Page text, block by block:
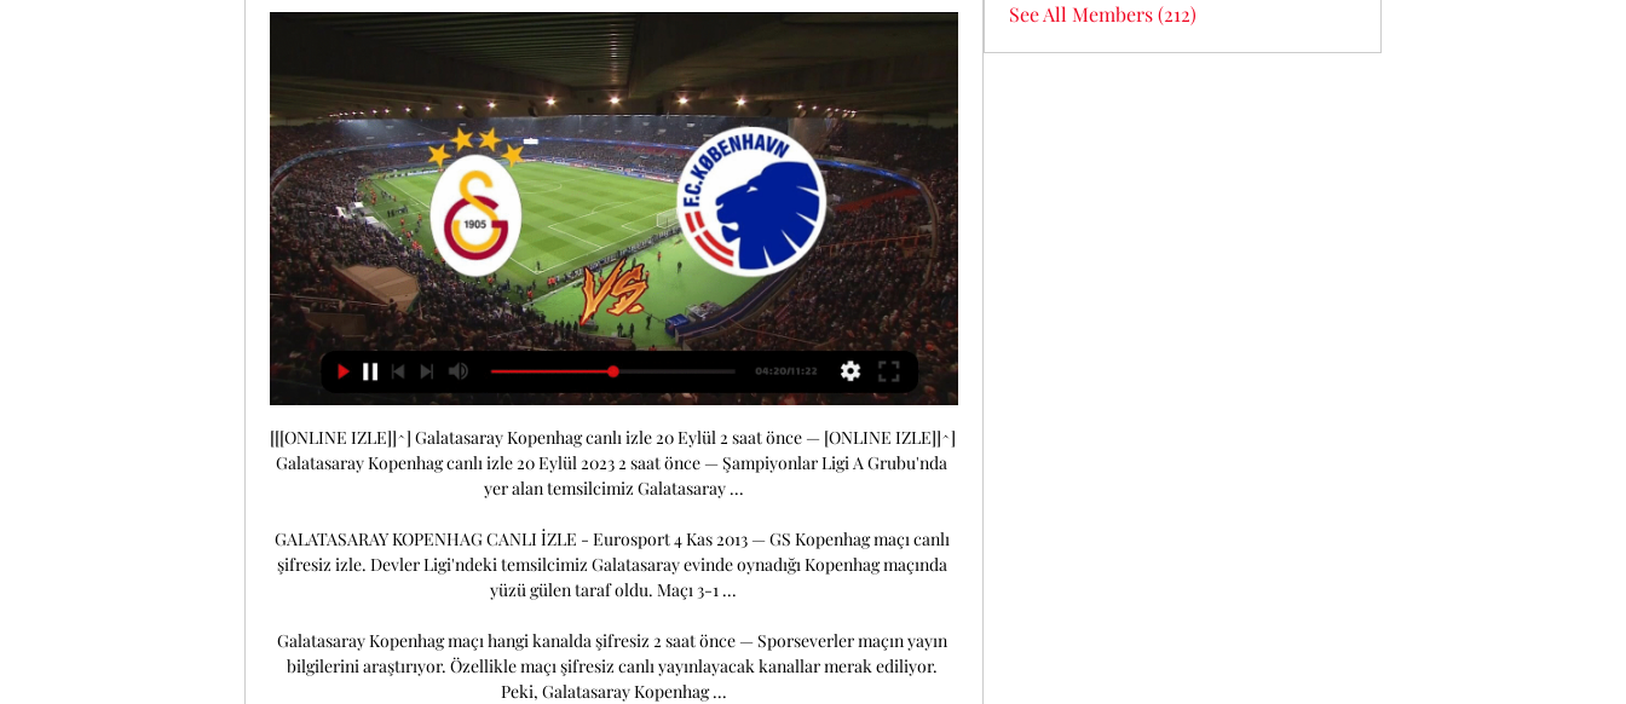
[[[ONLINE IZLE]]^] Galatasaray Kopenhag canlı izle 20 Eylül 2 saat önce — [ONLINE IZLE]]^]
Galatasaray Kopenhag canlı izle 20 Eylül 2023 2 saat önce — Şampiyonlar Ligi A Grubu'nda
yer alan temsilcimiz Galatasaray ...
GALATASARAY KOPENHAG CANLI İZLE - Eurosport 4 Kas 2013 — GS Kopenhag maçı canlı
şifresiz izle. Devler Ligi'ndeki temsilcimiz Galatasaray evinde oynadığı Kopenhag maçında
yüzü gülen taraf oldu. Maçı 3-1 ...
Galatasaray Kopenhag maçı hangi kanalda şifresiz 2 saat önce — Sporseverler maçın yayın
bilgilerini araştırıyor. Özellikle maçı şifresiz canlı yayınlayacak kanallar merak ediliyor.
Peki, Galatasaray Kopenhag ...
See All Members (212)